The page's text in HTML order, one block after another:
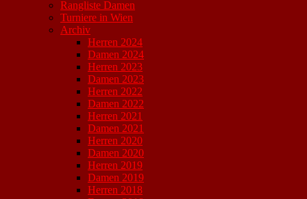
Rangliste Damen
Turniere in Wien
Archiv
Herren 2024
Damen 2024
Herren 2023
Damen 2023
Herren 2022
Damen 2022
Herren 2021
Damen 2021
Herren 2020
Damen 2020
Herren 2019
Damen 2019
Herren 2018